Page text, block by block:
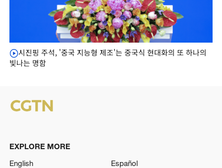
시진핑 주석, '중국 지능형 제조'는 중국식 현대화의 또 하나의
빛나는 명함
EXPLORE MORE
English
Español